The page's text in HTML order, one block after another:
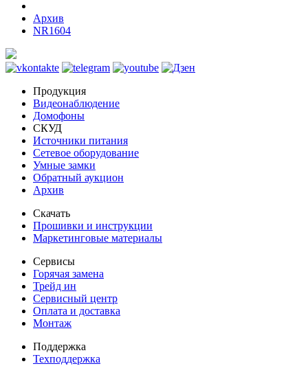
Архив
NR1604
Продукция
Видеонаблюдение
Домофоны
СКУД
Источники питания
Сетевое оборудование
Умные замки
Обратный аукцион
Архив
Скачать
Прошивки и инструкции
Маркетинговые материалы
Сервисы
Горячая замена
Трейд ин
Сервисный центр
Оплата и доставка
Монтаж
Поддержка
Техподдержка